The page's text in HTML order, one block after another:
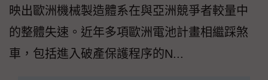
映出歐洲機械製造體系在與亞洲競爭者較量中
的整體失速。近年多項歐洲電池計畫相繼踩煞
車，包括進入破產保護程序的N...